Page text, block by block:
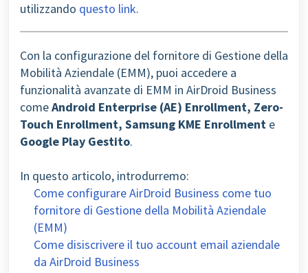
utilizzando questo link.
Con la configurazione del fornitore di Gestione della
Mobilità Aziendale (EMM), puoi accedere a
funzionalità avanzate di EMM in AirDroid Business
comeAndroid Enterprise (AE) Enrollment, Zero-
Touch Enrollment, Samsung KME Enrollment e
Google Play Gestito.
In questo articolo, introdurremo:
Come configurare AirDroid Business come tuo
fornitore di Gestione della Mobilità Aziendale
(EMM)
Come disiscrivere il tuo account email aziendale
da AirDroid Business